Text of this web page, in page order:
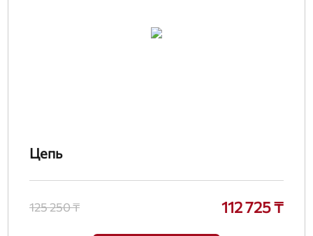
Цепь
125 250 ₸ 112 725 ₸